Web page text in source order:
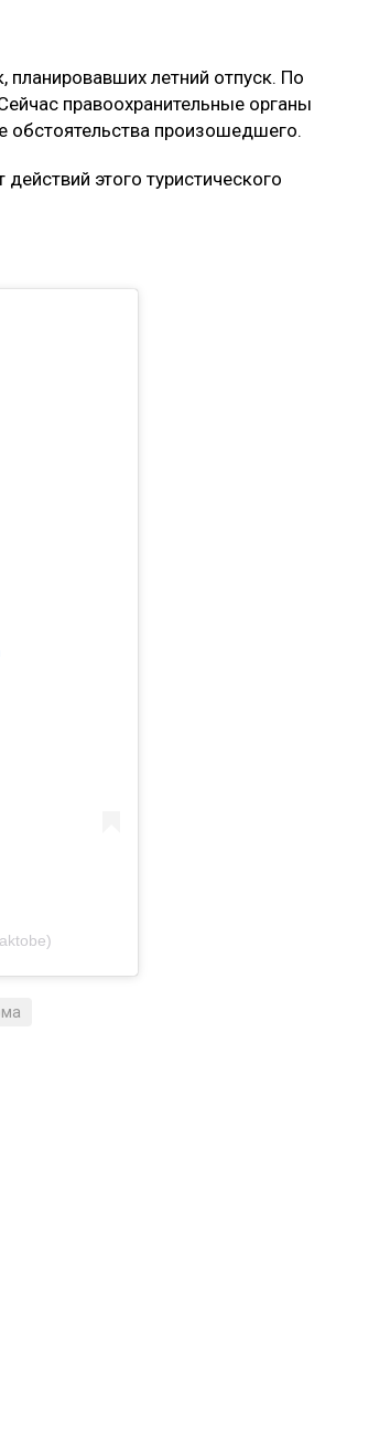
планировавших летний отпуск. По
правоохранительные органы
обстоятельства произошедшего.
этого туристического